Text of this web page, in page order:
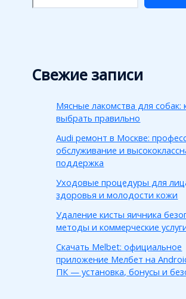
Свежие записи
Мясные лакомства для собак:
выбрать правильно
Audi ремонт в Москве:
обслуживание и
поддержка
Уходовые процедуры для
здоровья и молодости кожи
Удаление кисты яичника
методы и коммерческие
Скачать Melbet: официальное
приложение Мелбет на
ПК — установка, бонусы и